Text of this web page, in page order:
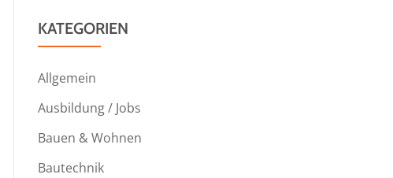
KATEGORIEN
Allgemein
Ausbildung / Jobs
Bauen & Wohnen
Bautechnik